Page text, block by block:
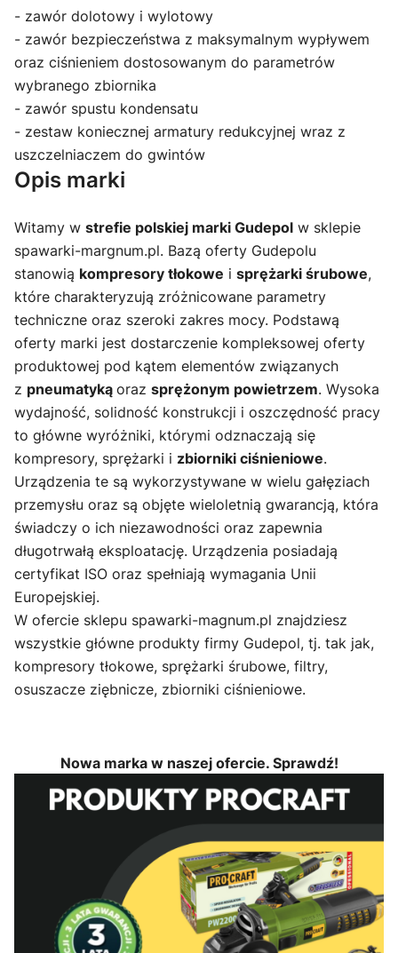
- zawór dolotowy i wylotowy
- zawór bezpieczeństwa z maksymalnym wypływem
oraz ciśnieniem dostosowanym do parametrów
wybranego zbiornika
- zawór spustu kondensatu
- zestaw koniecznej armatury redukcyjnej wraz z
uszczelniaczem do gwintów
Opis marki
Witamy w strefie polskiej marki Gudepol w sklepie
spawarki-margnum.pl. Bazą oferty Gudepolu
stanowią kompresory tłokowe i sprężarki śrubowe,
które charakteryzują zróżnicowane parametry
techniczne oraz szeroki zakres mocy. Podstawą
oferty marki jest dostarczenie kompleksowej oferty
produktowej pod kątem elementów związanych
z pneumatyką oraz sprężonym powietrzem. Wysoka
wydajność, solidność konstrukcji i oszczędność pracy
to główne wyróżniki, którymi odznaczają się
kompresory, sprężarki i zbiorniki ciśnieniowe.
Urządzenia te są wykorzystywane w wielu gałęziach
przemysłu oraz są objęte wieloletnią gwarancją, która
świadczy o ich niezawodności oraz zapewnia
długotrwałą eksploatację. Urządzenia posiadają
certyfikat ISO oraz spełniają wymagania Unii
Europejskiej.
W ofercie sklepu spawarki-magnum.pl znajdziesz
wszystkie główne produkty firmy Gudepol, tj. tak jak,
kompresory tłokowe, sprężarki śrubowe, filtry,
osuszacze ziębnicze, zbiorniki ciśnieniowe.
Nowa marka w naszej ofercie. Sprawdź!